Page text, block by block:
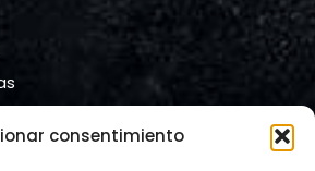
consentimiento